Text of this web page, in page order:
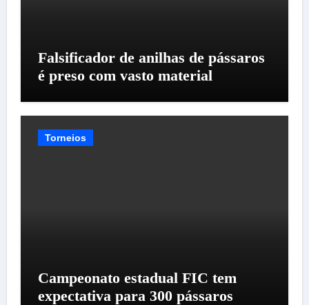
Falsificador de anilhas de pássaros
é preso com vasto material
Torneios
Campeonato estadual FIC tem
expectativa para 300 pássaros